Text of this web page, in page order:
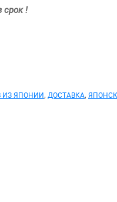
срок !
ИЗ ЯПОНИИ , ДОСТАВКА,